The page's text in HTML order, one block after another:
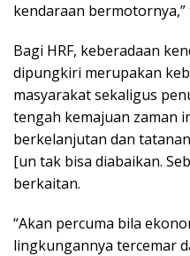
kendaraan bermotornya,”
Bagi HRF, keberadaan
dipungkiri merupakan
masyarakat sekaligus
tengah kemajuan zaman
berkelanjutan dan
[un tak bisa diabaikan.
berkaitan.
“Akan percuma bila
lingkungannya tercemar